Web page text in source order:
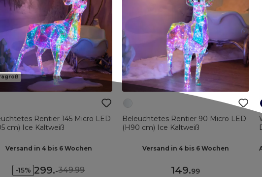
Rentier 145 Micro LED
cm) Ice Kaltweiß
Versand in 4 bis 6 Wochen
-15% 299.-349.99
Beleuchtetes Rentier 90 Micro LED
(H90 cm) Ice Kaltweiß
Versand in 4 bis 6 Wochen
149.99